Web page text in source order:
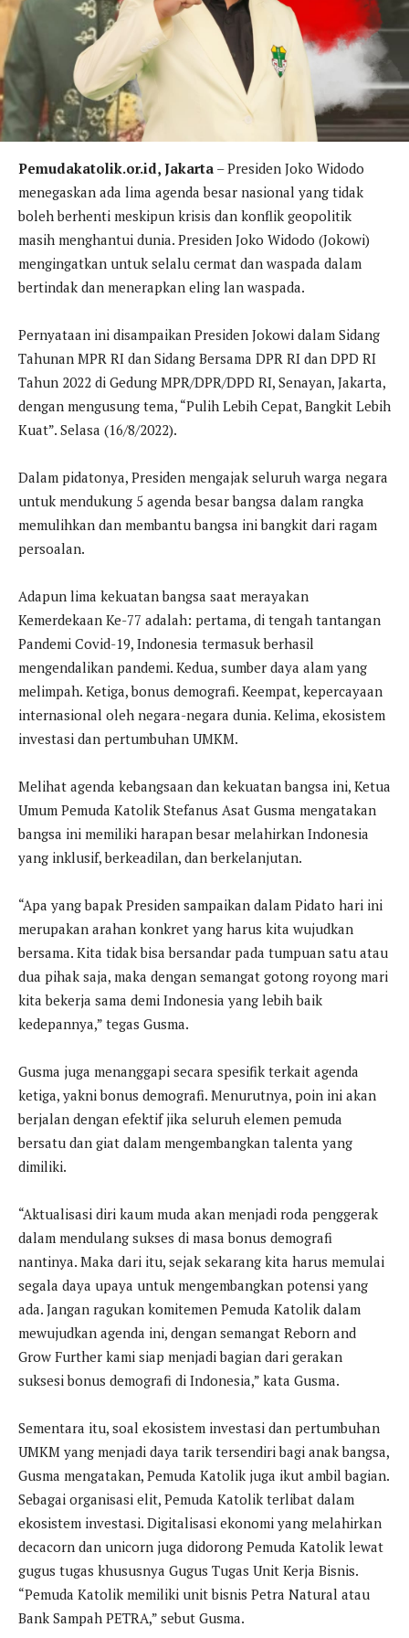
Pemudakatolik.or.id, Jakarta – Presiden Joko Widodo
menegaskan ada lima agenda besar nasional yang tidak
boleh berhenti meskipun krisis dan konflik geopolitik
masih menghantui dunia. Presiden Joko Widodo (Jokowi)
mengingatkan untuk selalu cermat dan waspada dalam
bertindak dan menerapkan eling lan waspada.
Pernyataan ini disampaikan Presiden Jokowi dalam Sidang
Tahunan MPR RI dan Sidang Bersama DPR RI dan DPD RI
Tahun 2022 di Gedung MPR/DPR/DPD RI, Senayan, Jakarta,
dengan mengusung tema, “Pulih Lebih Cepat, Bangkit Lebih
Kuat”. Selasa (16/8/2022).
Dalam pidatonya, Presiden mengajak seluruh warga negara
untuk mendukung 5 agenda besar bangsa dalam rangka
memulihkan dan membantu bangsa ini bangkit dari ragam
persoalan.
Adapun lima kekuatan bangsa saat merayakan
Kemerdekaan Ke-77 adalah: pertama, di tengah tantangan
Pandemi Covid-19, Indonesia termasuk berhasil
mengendalikan pandemi. Kedua, sumber daya alam yang
melimpah. Ketiga, bonus demografi. Keempat, kepercayaan
internasional oleh negara-negara dunia. Kelima, ekosistem
investasi dan pertumbuhan UMKM.
Melihat agenda kebangsaan dan kekuatan bangsa ini, Ketua
Umum Pemuda Katolik Stefanus Asat Gusma mengatakan
bangsa ini memiliki harapan besar melahirkan Indonesia
yang inklusif, berkeadilan, dan berkelanjutan.
“Apa yang bapak Presiden sampaikan dalam Pidato hari ini
merupakan arahan konkret yang harus kita wujudkan
bersama. Kita tidak bisa bersandar pada tumpuan satu atau
dua pihak saja, maka dengan semangat gotong royong mari
kita bekerja sama demi Indonesia yang lebih baik
kedepannya,” tegas Gusma.
Gusma juga menanggapi secara spesifik terkait agenda
ketiga, yakni bonus demografi. Menurutnya, poin ini akan
berjalan dengan efektif jika seluruh elemen pemuda
bersatu dan giat dalam mengembangkan talenta yang
dimiliki.
“Aktualisasi diri kaum muda akan menjadi roda penggerak
dalam mendulang sukses di masa bonus demografi
nantinya. Maka dari itu, sejak sekarang kita harus memulai
segala daya upaya untuk mengembangkan potensi yang
ada. Jangan ragukan komitemen Pemuda Katolik dalam
mewujudkan agenda ini, dengan semangat Reborn and
Grow Further kami siap menjadi bagian dari gerakan
suksesi bonus demografi di Indonesia,” kata Gusma.
Sementara itu, soal ekosistem investasi dan pertumbuhan
UMKM yang menjadi daya tarik tersendiri bagi anak bangsa,
Gusma mengatakan, Pemuda Katolik juga ikut ambil bagian.
Sebagai organisasi elit, Pemuda Katolik terlibat dalam
ekosistem investasi. Digitalisasi ekonomi yang melahirkan
decacorn dan unicorn juga didorong Pemuda Katolik lewat
gugus tugas khususnya Gugus Tugas Unit Kerja Bisnis.
“Pemuda Katolik memiliki unit bisnis Petra Natural atau
Bank Sampah PETRA,” sebut Gusma.